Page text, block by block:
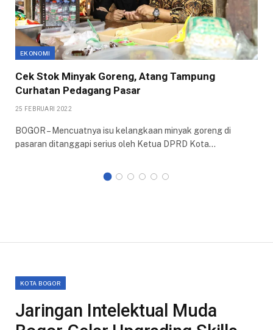
EKONOMI
Cek Stok Minyak Goreng, Atang Tampung
Curhatan Pedagang Pasar
25 FEBRUARI 2022
BOGOR – Mencuatnya isu kelangkaan minyak goreng di
pasaran ditanggapi serius oleh Ketua DPRD Kota…
KOTA BOGOR
Jaringan Intelektual Muda